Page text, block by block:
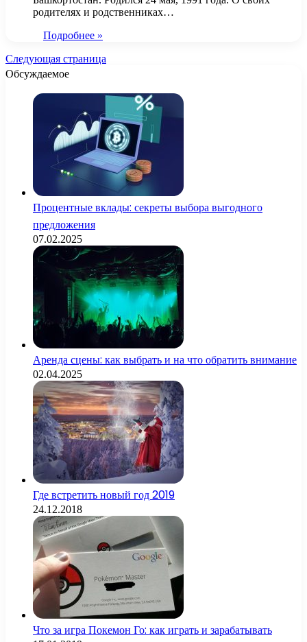
родителях и родственниках…
Подробнее »
Следующая страница
Обсуждаемое
Процентные вклады: секреты выбора выгодного
предложения
07.02.2025
Аренда сцены: как выбрать и на что обратить внимание
02.04.2025
Где встретить новый год 2019
24.12.2018
Что за игра Покемон Го: как играть и зарабатывать